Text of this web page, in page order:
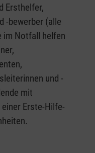
Ersthelfer,
-bewerber (alle
im Notfall helfen
und -
mit
Erste-Hilfe-